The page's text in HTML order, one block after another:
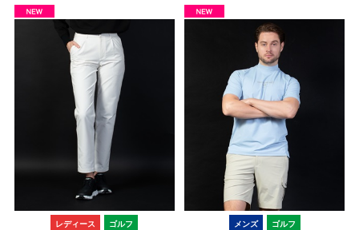
レディース ゴルフ メンズ ゴルフ